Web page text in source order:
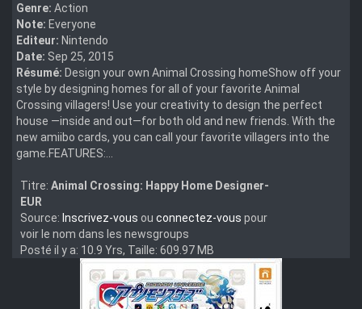
Genre: Action
Note: Everyone
Editeur: Nintendo
Date: Sep 25, 2015
Résumé: Design your own Animal Crossing homeShow off your
style by designing homes for all of your favorite Animal
Crossing villagers! Use your creativity to design the perfect
house —inside and out—for both old and new friends. With the
new amiibo cards, you can call your favorite villagers into the
game.FEATURES:...
Titre: Animal Crossing: Happy Home Designer-
EUR
Source: Inscrivez-vous ou connectez-vous pour
voir le nom dans les newsgroups
Posté il y a: 10.9 Yrs, Taille: 609.97 MB